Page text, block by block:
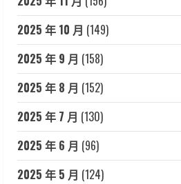
2025 年 10 月 (149)
2025 年 9 月 (158)
2025 年 8 月 (152)
2025 年 7 月 (130)
2025 年 6 月 (96)
2025 年 5 月 (124)